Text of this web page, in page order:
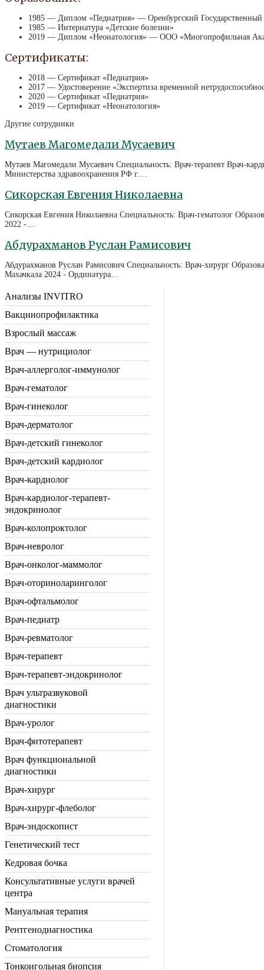
1985 — Диплом «Педиатрия» — Оренбургский
1985 — Интернатура «Детские болезни»
2019 — Диплом «Неонатология» — ООО «Многопрофильная
Сертификаты:
2018 — Сертификат «Педиатрия»
2017 — Удостоверение «Экспертиза временной
2020 — Сертификат «Педиатрия»
2019 — Сертификат «Неонатология»
Другие сотрудники
Мутаев Магомедали Мусаевич
Мутаев Магомедали Мусаевич Специальность: Врач-терапевт Врач-
Министерства здравоохранения РФ г.…
Сикорская Евгения Николаевна
Сикорская Евгения Николаевна Специальность: Врач-гематолог
2022 -…
Абдурахманов Руслан Рамисович
Абдурахманов Руслан Рамисович Специальность: Врач-хирург
Махачкала 2024 - Ординатура…
Анализы INVITRO
Вакцинопрофилактика
Взрослый массаж
Врач — нутрициолог
Врач-аллерголог-иммунолог
Врач-гематолог
Врач-гинеколог
Врач-дерматолог
Врач-детский гинеколог
Врач-детский кардиолог
Врач-кардиолог
Врач-кардиолог-терапевт-
эндокринолог
Врач-колопроктолог
Врач-невролог
Врач-онколог-маммолог
Врач-оториноларинголог
Врач-офтальмолог
Врач-педиатр
Врач-ревматолог
Врач-терапевт
Врач-терапевт-эндокринолог
Врач ультразвуковой
диагностики
Врач-уролог
Врач-фитотерапевт
Врач функциональной
диагностики
Врач-хирург
Врач-хирург-флеболог
Врач-эндоскопист
Генетический тест
Кедровая бочка
Консультативные услуги врачей
центра
Мануальная терапия
Рентгенодиагностика
Стоматология
Тонкоигольная биопсия